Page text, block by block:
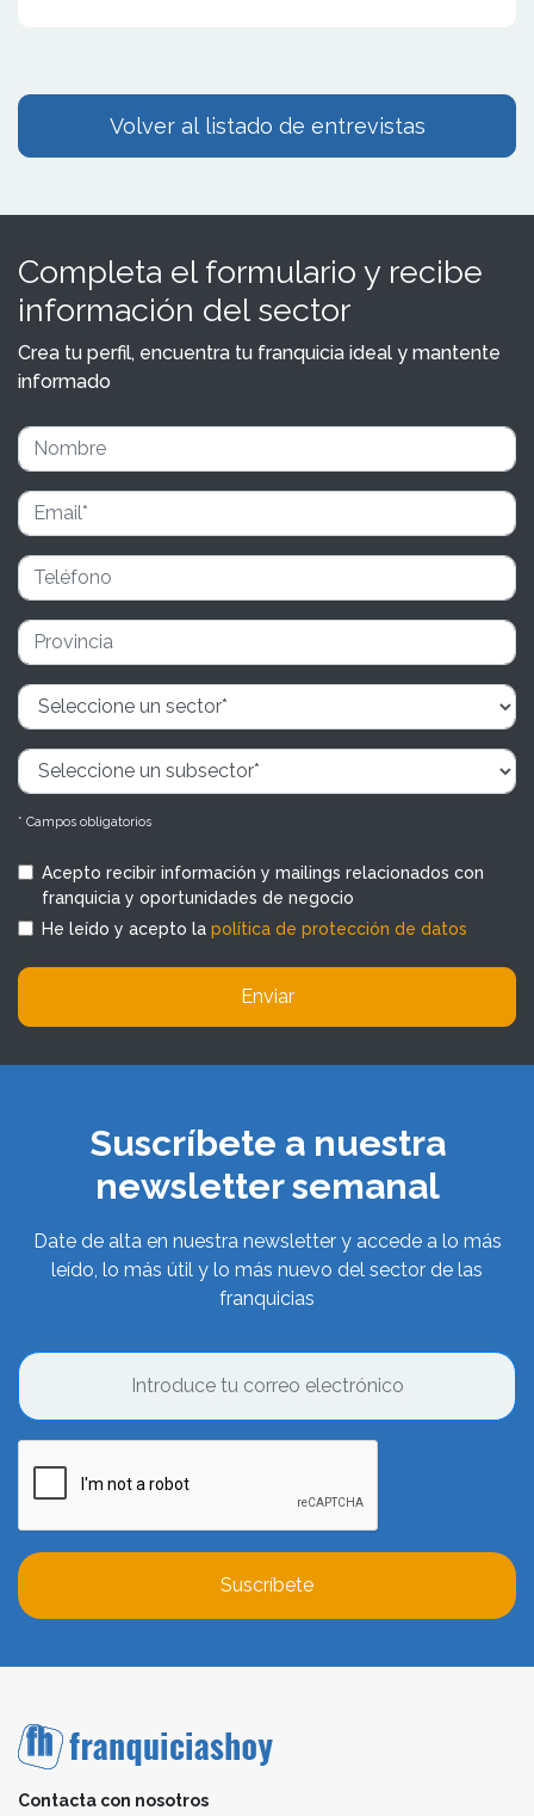
Volver al listado de entrevistas
Completa el formulario y recibe
información del sector
Crea tu perfil, encuentra tu franquicia ideal y mantente
informado
* Campos obligatorios
Acepto recibir información y mailings relacionados con
franquicia y oportunidades de negocio
He leído y acepto la política de protección de datos
Enviar
Suscríbete a nuestra
newsletter semanal
Date de alta en nuestra newsletter y accede a lo más
leído, lo más útil y lo más nuevo del sector de las
franquicias
Suscríbete
Contacta con nosotros